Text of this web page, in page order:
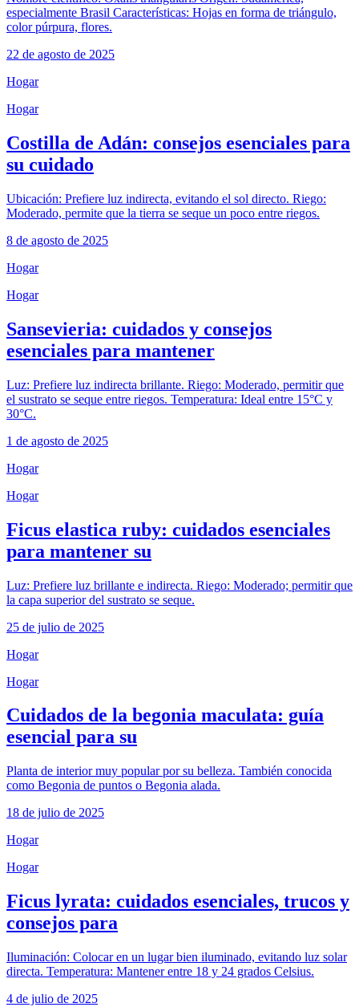
especialmente Brasil Características: Hojas en forma de triángulo,
color púrpura, flores.
22 de agosto de 2025
Hogar
Hogar
Costilla de Adán: consejos esenciales para
su cuidado
Ubicación: Prefiere luz indirecta, evitando el sol directo. Riego:
Moderado, permite que la tierra se seque un poco entre riegos.
8 de agosto de 2025
Hogar
Hogar
Sansevieria: cuidados y consejos
esenciales para mantener
Luz: Prefiere luz indirecta brillante. Riego: Moderado, permitir que
el sustrato se seque entre riegos. Temperatura: Ideal entre 15°C y
30°C.
1 de agosto de 2025
Hogar
Hogar
Ficus elastica ruby: cuidados esenciales
para mantener su
Luz: Prefiere luz brillante e indirecta. Riego: Moderado; permitir que
la capa superior del sustrato se seque.
25 de julio de 2025
Hogar
Hogar
Cuidados de la begonia maculata: guía
esencial para su
Planta de interior muy popular por su belleza. También conocida
como Begonia de puntos o Begonia alada.
18 de julio de 2025
Hogar
Hogar
Ficus lyrata: cuidados esenciales, trucos y
consejos para
Iluminación: Colocar en un lugar bien iluminado, evitando luz solar
directa. Temperatura: Mantener entre 18 y 24 grados Celsius.
4 de julio de 2025